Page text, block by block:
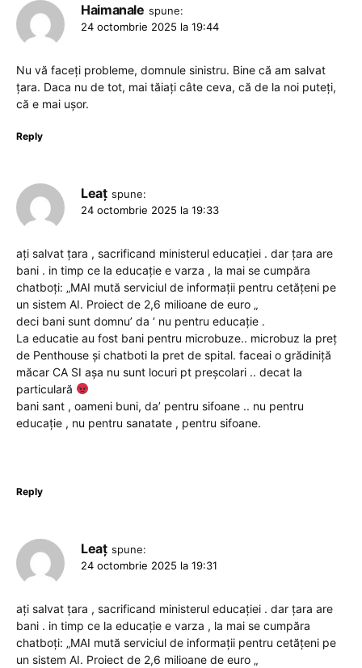
Haimanale spune:
24 octombrie 2025 la 19:44
Nu vă faceți probleme, domnule sinistru. Bine că am salvat
țara. Daca nu de tot, mai tăiați câte ceva, că de la noi puteți,
că e mai ușor.
Reply
Leaț spune:
24 octombrie 2025 la 19:33
ați salvat țara , sacrificand ministerul educației . dar țara are
bani . in timp ce la educație e varza , la mai se cumpăra
chatboți: „MAI mută serviciul de informații pentru cetățeni pe
un sistem AI. Proiect de 2,6 milioane de euro „
deci bani sunt domnu’ da ‘ nu pentru educație .
La educatie au fost bani pentru microbuze.. microbuz la preț
de Penthouse și chatboti la pret de spital. faceai o grădiniță
măcar CA SI așa nu sunt locuri pt preșcolari .. decat la
particulară
bani sant , oameni buni, da’ pentru sifoane .. nu pentru
educație , nu pentru sanatate , pentru sifoane.
Reply
Leaț spune:
24 octombrie 2025 la 19:31
ați salvat țara , sacrificand ministerul educației . dar țara are
bani . in timp ce la educație e varza , la mai se cumpăra
chatboți: „MAI mută serviciul de informații pentru cetățeni pe
un sistem AI. Proiect de 2,6 milioane de euro „